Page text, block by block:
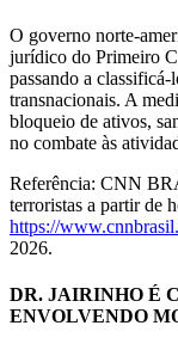
O governo norte-
jurídico do Primeiro
passando a
transnacionais. A
bloqueio de ativos,
no combate às
Referência: CNN
terroristas a partir de
https://
2026.
DR. JAIRINHO É
ENVOLVENDO